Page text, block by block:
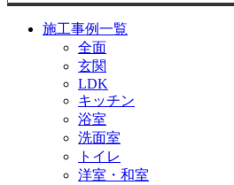
施工事例一覧
全面
玄関
LDK
キッチン
浴室
洗面室
トイレ
洋室・和室